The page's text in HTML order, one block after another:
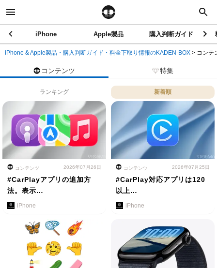
iPhone Apple製品 購入判断ガイド
iPhone & Apple製品・購入判断ガイド・料金下取り情報のKADEN-BOX > コンテ
コンテンツ 特集
ランキング 新着順
コンテンツ 2026年07月26日
#CarPlayアプリの追加方
法。表示…
iPhone
コンテンツ 2026年07月25日
#CarPlay対応アプリは120
以上…
iPhone